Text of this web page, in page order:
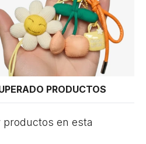
PRODUCTOS
productos en esta